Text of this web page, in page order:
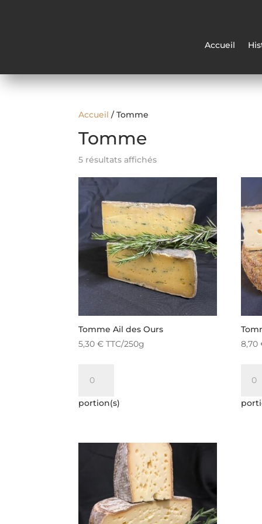
Accueil
Accueil / Tomme
Tomme
5 résultats affichés
Tomme Ail des Ours
5,30€ TTC/250g
Tomme
Ail
portion(s)
8,70
aux